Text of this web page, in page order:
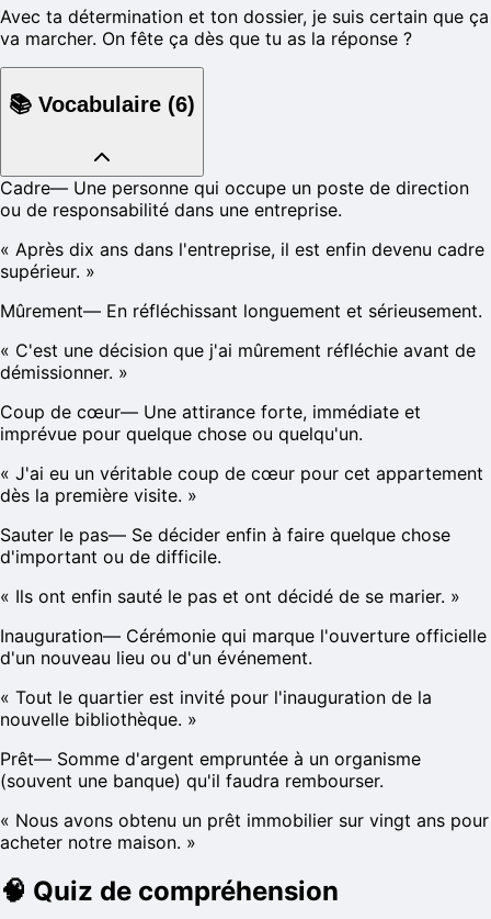
Avec ta détermination et ton dossier, je suis certain que ça
va marcher. On fête ça dès que tu as la réponse ?
📚 Vocabulaire (6)
Cadre— Une personne qui occupe un poste de direction
ou de responsabilité dans une entreprise.
« Après dix ans dans l'entreprise, il est enfin devenu cadre
supérieur. »
Mûrement— En réfléchissant longuement et sérieusement.
« C'est une décision que j'ai mûrement réfléchie avant de
démissionner. »
Coup de cœur— Une attirance forte, immédiate et
imprévue pour quelque chose ou quelqu'un.
« J'ai eu un véritable coup de cœur pour cet appartement
dès la première visite. »
Sauter le pas— Se décider enfin à faire quelque chose
d'important ou de difficile.
« Ils ont enfin sauté le pas et ont décidé de se marier. »
Inauguration— Cérémonie qui marque l'ouverture officielle
d'un nouveau lieu ou d'un événement.
« Tout le quartier est invité pour l'inauguration de la
nouvelle bibliothèque. »
Prêt— Somme d'argent empruntée à un organisme
(souvent une banque) qu'il faudra rembourser.
« Nous avons obtenu un prêt immobilier sur vingt ans pour
acheter notre maison. »
🧠 Quiz de compréhension